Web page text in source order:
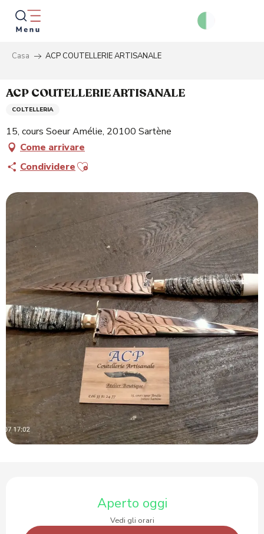
Aller
contenu
principal
Casa ACP COUTELLERIE ARTISANALE
ACP COUTELLERIE ARTISANALE
COLTELLERIA
15, cours Soeur Amélie, 20100 Sartène
Come arrivare
CondividereAjouter aux favoris
Aperto oggi
Vedi gli orari